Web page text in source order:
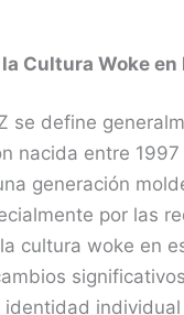
Cultura Woke en
se define
nacida entre 1997
generación
por las
cultura woke en
individual